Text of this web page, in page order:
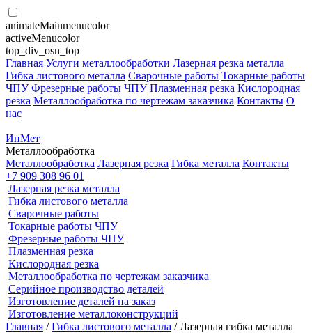
animateMainmenucolor
activeMenucolor
top_div_osn_top
Главная Услуги металлообработки Лазерная резка металла
Гибка листового металла Сварочные работы Токарные работы
ЧПУ Фрезерные работы ЧПУ Плазменная резка Кислородная
резка Металлообработка по чертежам заказчика Контакты О
нас
ИнМет
Металлообработка
Металлообработка Лазерная резка Гибка металла Контакты
+7 909 308 96 01
Лазерная резка металла
Гибка листового металла
Сварочные работы
Токарные работы ЧПУ
Фрезерные работы ЧПУ
Плазменная резка
Кислородная резка
Металлообработка по чертежам заказчика
Серийное производство деталей
Изготовление деталей на заказ
Изготовление металлоконструкций
Главная /Гибка листового металла / Лазерная гибка металла